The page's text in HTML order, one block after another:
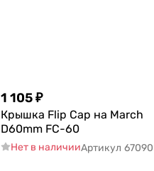
1 105₽
Крышка Flip Cap на March
D60mm FC-60
Нет в наличииАртикул 67090